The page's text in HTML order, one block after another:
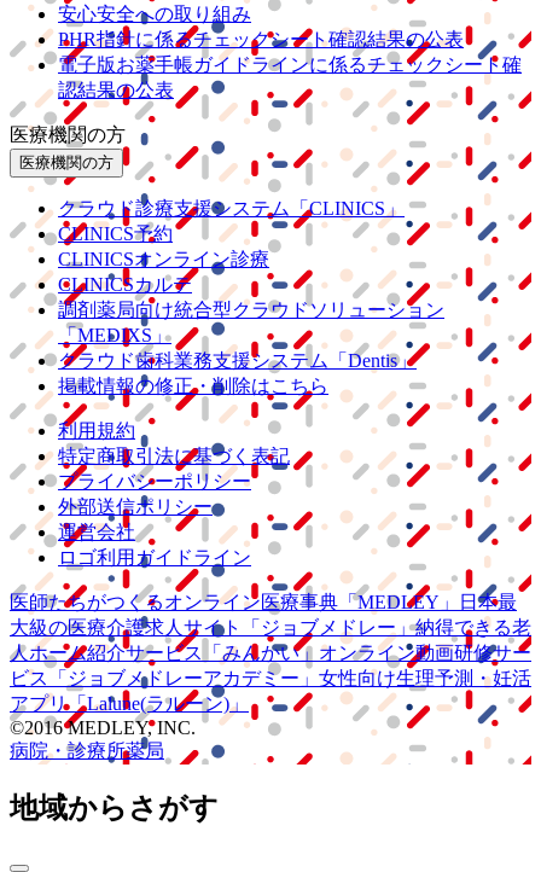
安心安全への取り組み
PHR指針に係るチェックシート確認結果の公表
電子版お薬手帳ガイドラインに係るチェックシート確
認結果の公表
医療機関の方
医療機関の方
クラウド診療支援システム
「CLINICS」
CLINICS予約
CLINICSオンライン診療
CLINICSカルテ
調剤薬局向け統合型クラウドソリューション
「MEDIXS」
クラウド歯科業務支援システム
「Dentis」
掲載情報の修正・削除はこちら
利用規約
特定商取引法に基づく表記
プライバシーポリシー
外部送信ポリシー
運営会社
ロゴ利用ガイドライン
医師たちがつくるオンライン医療事典 「MEDLEY」
日本最
大級の医療介護求人サイト 「ジョブメドレー」納得できる老
人ホーム紹介サービス
「みんかい」 オンライン動画研修サー
ビス
「ジョブメドレーアカデミー」 女性向け生理予測・妊活
アプリ「Lalune(ラルーン)」
©2016 MEDLEY, INC.
病院・診療所薬局
地域からさがす